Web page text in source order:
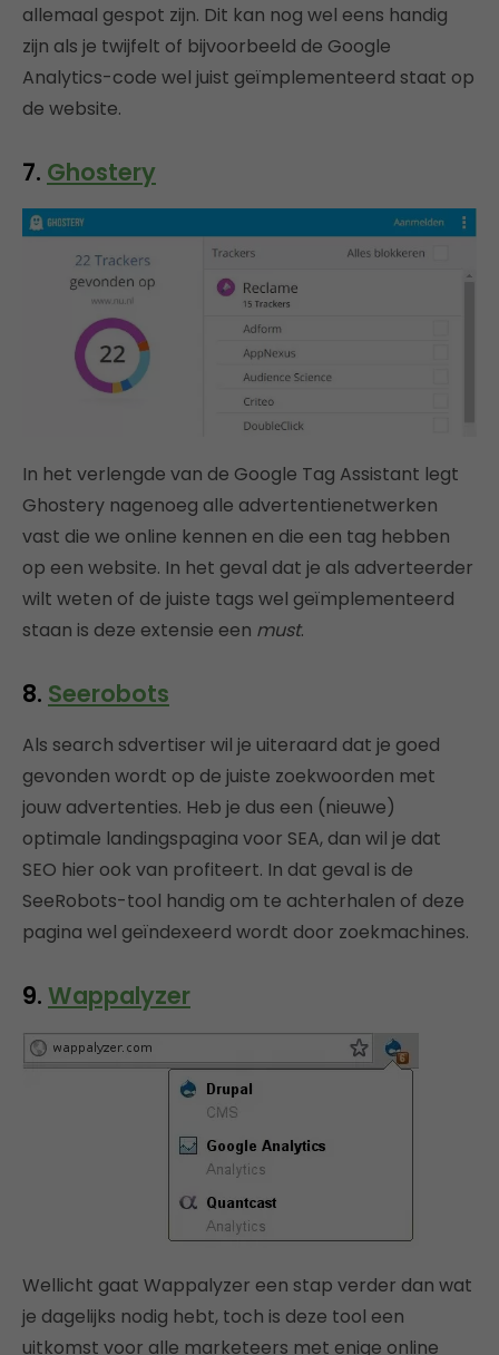
allemaal gespot zijn. Dit kan nog wel eens handig
zijn als je twijfelt of bijvoorbeeld de Google
Analytics-code wel juist geïmplementeerd staat op
de website.
7. Ghostery
In het verlengde van de Google Tag Assistant legt
Ghostery nagenoeg alle advertentienetwerken
vast die we online kennen en die een tag hebben
op een website. In het geval dat je als adverteerder
wilt weten of de juiste tags wel geïmplementeerd
staan is deze extensie een must.
8. Seerobots
Als search sdvertiser wil je uiteraard dat je goed
gevonden wordt op de juiste zoekwoorden met
jouw advertenties. Heb je dus een (nieuwe)
optimale landingspagina voor SEA, dan wil je dat
SEO hier ook van profiteert. In dat geval is de
SeeRobots-tool handig om te achterhalen of deze
pagina wel geïndexeerd wordt door zoekmachines.
9. Wappalyzer
Wellicht gaat Wappalyzer een stap verder dan wat
je dagelijks nodig hebt, toch is deze tool een
uitkomst voor alle marketeers met enige online